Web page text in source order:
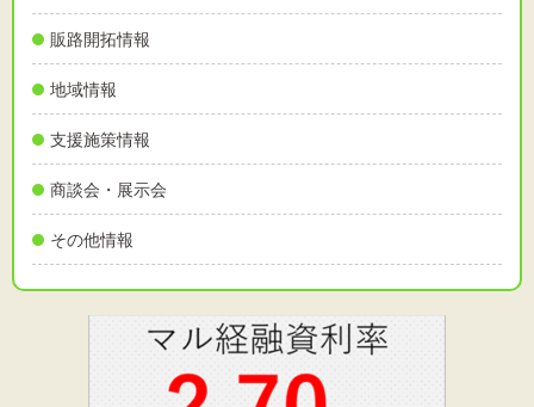
背景色
黒 白 黄
販路開拓情報
地域情報
支援施策情報
商談会・展示会
その他情報